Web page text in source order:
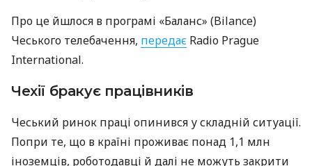
Про це йшлося в програмі «Баланс» (Bilance)
Чеського телебачення, передає Radio Prague
International.
Чехії бракує працівників
Чеський ринок праці опинився у складній ситуації.
Попри те, що в країні проживає понад 1,1 млн
іноземців, роботодавці й далі не можуть закрити